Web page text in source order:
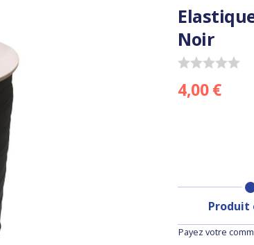
Noir
4,00 €
Produit
Payez votre